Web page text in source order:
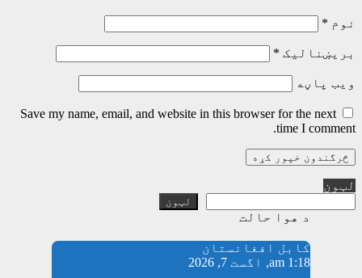
نوم *
بریښنالیک *
ویب پاڼه
Save my name, email, and website in this browser for the next
time I comment.
لټون
لټون
د هوا حالت
کابل افغانستان
1:18 am, اگست 7, 2026